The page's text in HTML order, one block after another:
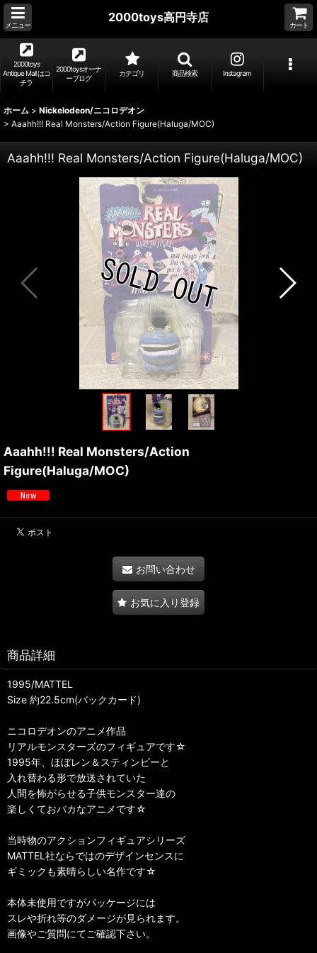
メニュー
2000toys高円寺店
カート
2000toys
Antique Mall はコ
チラ
2000toysオーナ
ーブログ
カテゴリ 商品検索 Instagram
ホーム > Nickelodeon/ニコロデオン
> Aaahh!!! Real Monsters/Action Figure(Haluga/MOC)
Aaahh!!! Real Monsters/Action Figure(Haluga/MOC)
Aaahh!!! Real Monsters/Action
Figure(Haluga/MOC)
お問い合わせ
お気に入り登録
商品詳細
1995/MATTEL
Size 約22.5cm(バックカード)
ニコロデオンのアニメ作品
リアルモンスターズのフィギュアです☆
1995年、ほぼレン＆スティンピーと
入れ替わる形で放送されていた
人間を怖がらせる子供モンスター達の
楽しくておバカなアニメです☆
当時物のアクションフィギュアシリーズ
MATTEL社ならではのデザインセンスに
ギミックも素晴らしい名作です☆
本体未使用ですがパッケージには
スレや折れ等のダメージが見られます。
画像やご質問にてご確認下さい。